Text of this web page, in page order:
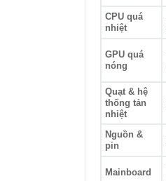
CPU quá
nhiệt
GPU quá
nóng
Quạt & hệ
thống tản
nhiệt
Nguồn &
pin
Mainboard